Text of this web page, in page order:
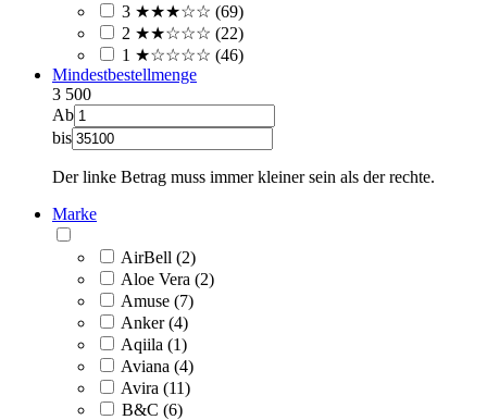
3 ★★★☆☆ (69)
2 ★★☆☆☆ (22)
1 ★☆☆☆☆ (46)
Mindestbestellmenge
3 500
Ab
bis
Der linke Betrag muss immer kleiner sein als der rechte.
Marke
AirBell (2)
Aloe Vera (2)
Amuse (7)
Anker (4)
Aqiila (1)
Aviana (4)
Avira (11)
B&C (6)